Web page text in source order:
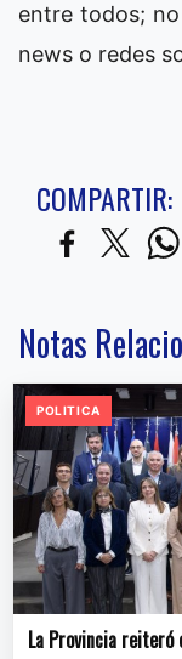
entre todos;
news o redes
COMPARTIR:
Notas
POLITICA
La Provincia